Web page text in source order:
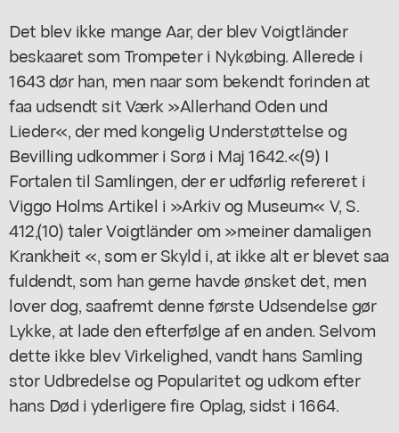
Det blev ikke mange Aar, der blev Voigtländer
beskaaret som Trompeter i Nykøbing. Allerede i
1643 dør han, men naar som bekendt forinden at
faa udsendt sit Værk »Allerhand Oden und
Lieder«, der med kongelig Understøttelse og
Bevilling udkommer i Sorø i Maj 1642.«(9) I
Fortalen til Samlingen, der er udførlig refereret i
Viggo Holms Artikel i »Arkiv og Museum« V, S.
412,(10) taler Voigtländer om »meiner damaligen
Krankheit «, som er Skyld i, at ikke alt er blevet saa
fuldendt, som han gerne havde ønsket det, men
lover dog, saafremt denne første Udsendelse gør
Lykke, at lade den efterfølge af en anden. Selvom
dette ikke blev Virkelighed, vandt hans Samling
stor Udbredelse og Popularitet og udkom efter
hans Død i yderligere fire Oplag, sidst i 1664.